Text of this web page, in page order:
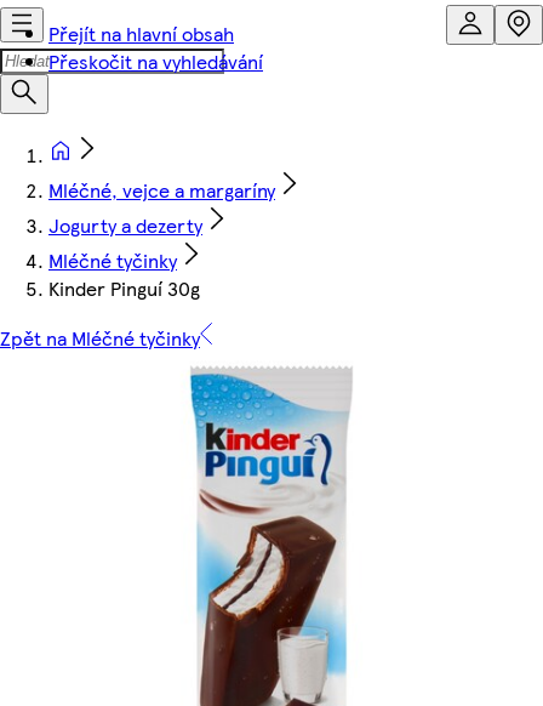
Přejít na hlavní obsah
Přeskočit na vyhledávání
Mléčné, vejce a margaríny
Jogurty a dezerty
Mléčné tyčinky
Kinder Pinguí 30g
Zpět na Mléčné tyčinky